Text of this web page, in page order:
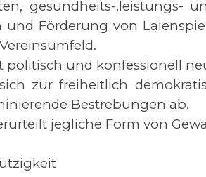
gesundheits-,leistungs-
und Förderung von
politisch und konfessionell
zur freiheitlich
Bestrebungen ab.
jegliche Form von